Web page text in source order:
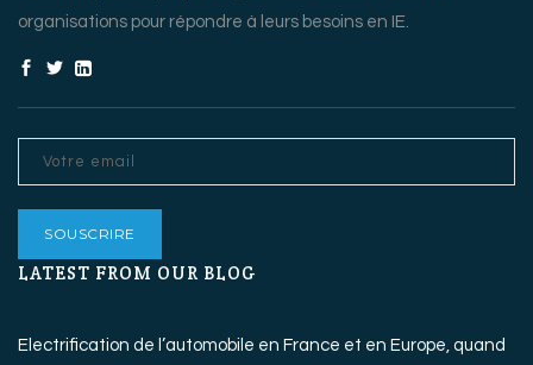
organisations pour répondre à leurs besoins en IE.
LATEST FROM OUR BLOG
Electrification de l’automobile en France et en Europe, quand